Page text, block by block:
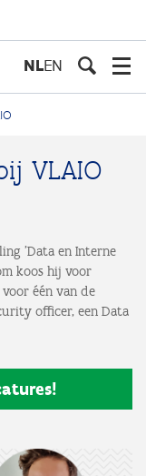
NLEN
VLAIO
'Data en Interne
koos hij voor
één van de
officer, een Data